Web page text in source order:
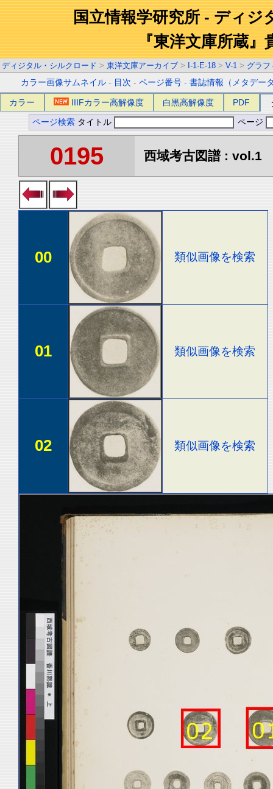
国立情報学研究所 - ディジ
『東洋文庫所蔵』
ディジタル・シルクロード > 東洋文庫アーカイブ > I-1-E-18 > V-1 > グラフ
カラー画像サムネイル - 目次 -ページ番号 -書誌情報（メタデー
カラー IIIFカラー高解像度 白黒高解像度 PDF
ページ検索 タイトル ページ
0195 西域考古図譜 : vol.1
00 類似画像を検索
01 類似画像を検索
02 類似画像を検索